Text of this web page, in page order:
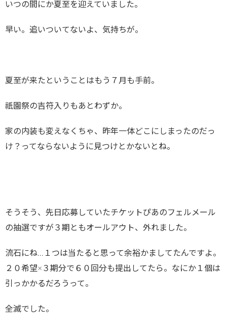
いつの間にか夏至を迎えていました。
早い。追いついてないよ、気持ちが。
夏至が来たということはもう７月も手前。
祇園祭の吉符入りもあとわずか。
家の内装も変えなくちゃ、昨年一体どこにしまったのだっ
け？ってならないように見つけとかないとね。
そうそう、先日応募していたチケットぴあのフェルメール
の抽選ですが３期ともオールアウト、外れました。
流石にね…１つは当たると思って余裕かましてたんですよ。
２０希望×３期分で６０回分も提出してたら。なにか１個は
引っかかるだろうって。
全滅でした。